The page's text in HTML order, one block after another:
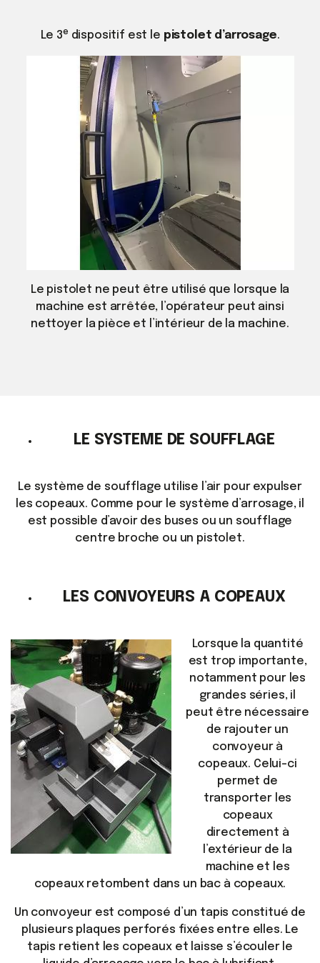
Le 3e dispositif est le pistolet d’arrosage.
Le pistolet ne peut être utilisé que lorsque la
machine est arrêtée, l’opérateur peut ainsi
nettoyer la pièce et l’intérieur de la machine.
LE SYSTEME DE SOUFFLAGE
Le système de soufflage utilise l’air pour expulser
les copeaux. Comme pour le système d’arrosage, il
est possible d’avoir des buses ou un soufflage
centre broche ou un pistolet.
LES CONVOYEURS A COPEAUX
Lorsque la quantité
est trop importante,
notamment pour les
grandes séries, il
peut être nécessaire
de rajouter un
convoyeur à
copeaux. Celui-ci
permet de
transporter les
copeaux
directement à
l’extérieur de la
machine et les
copeaux retombent dans un bac à copeaux.
Un convoyeur est composé d’un tapis constitué de
plusieurs plaques perforés fixées entre elles. Le
tapis retient les copeaux et laisse s’écouler le